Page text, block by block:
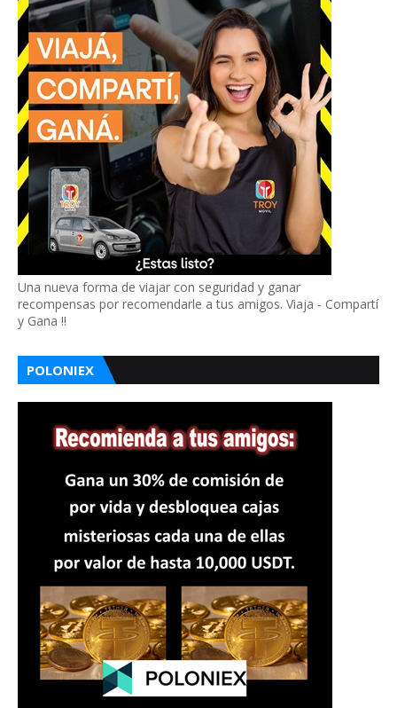
Una nueva forma de viajar con seguridad y ganar
recompensas por recomendarle a tus amigos. Viaja - Compartí
y Gana !!
POLONIEX